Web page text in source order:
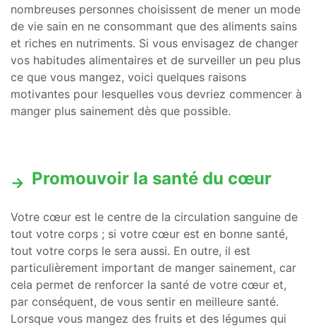
nombreuses personnes choisissent de mener un mode
de vie sain en ne consommant que des aliments sains
et riches en nutriments. Si vous envisagez de changer
vos habitudes alimentaires et de surveiller un peu plus
ce que vous mangez, voici quelques raisons
motivantes pour lesquelles vous devriez commencer à
manger plus sainement dès que possible.
Promouvoir la santé du cœur
Votre cœur est le centre de la circulation sanguine de
tout votre corps ; si votre cœur est en bonne santé,
tout votre corps le sera aussi. En outre, il est
particulièrement important de manger sainement, car
cela permet de renforcer la santé de votre cœur et,
par conséquent, de vous sentir en meilleure santé.
Lorsque vous mangez des fruits et des légumes qui